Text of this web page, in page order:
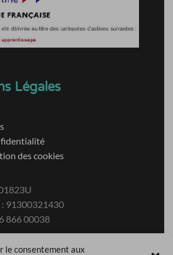
le consentement aux
Légales
des cookies
: 91300321430
866 00038